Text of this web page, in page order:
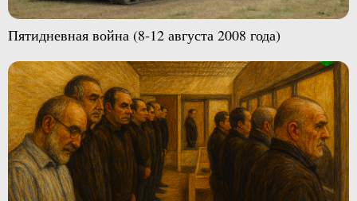
Пятидневная война (8-12 августа 2008 года)